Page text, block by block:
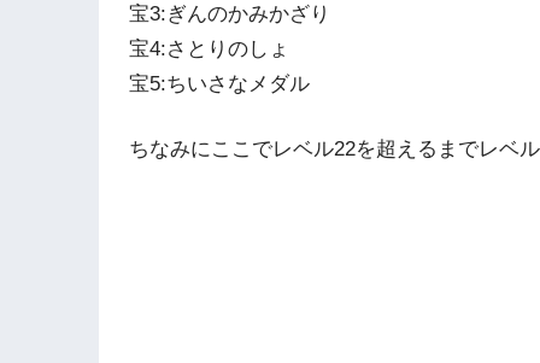
宝3:ぎんのかみかざり
宝4:さとりのしょ
宝5:ちいさなメダル
ちなみにここでレベル22を超えるまでレベ